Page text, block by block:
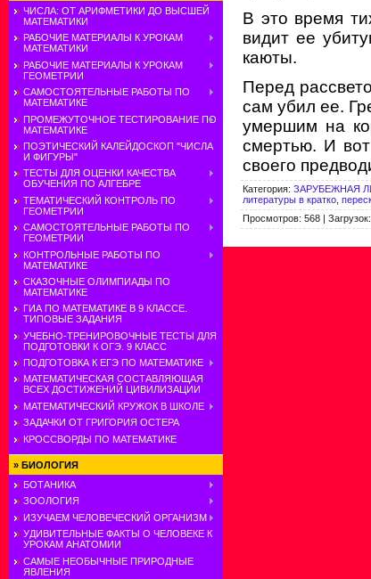
ЧИСЛА: ОТ АРИФМЕТИКИ ДО ВЫСШЕЙ
МАТЕМАТИКИ
РАБОЧИЕ МАТЕРИАЛЫ К УРОКАМ
МАТЕМАТИКИ
РАБОЧИЕ МАТЕРИАЛЫ К УРОКАМ
ГЕОМЕТРИИ
САМОСТОЯТЕЛЬНЫЕ РАБОТЫ ПО
МАТЕМАТИКЕ
ПРОМЕЖУТОЧНОЕ ТЕСТИРОВАНИЕ ПО
МАТЕМАТИКЕ
ПОЭТИЧЕСКИЙ КАЛЕЙДОСКОП "ЧИСЛА
И ФИГУРЫ"
ТЕСТЫ ДЛЯ ОЦЕНКИ КАЧЕСТВА
ОБУЧЕНИЯ ПО АЛГЕБРЕ
ТЕМАТИЧЕСКИЙ КОНТРОЛЬ ПО
ГЕОМЕТРИИ
САМОСТОЯТЕЛЬНЫЕ РАБОТЫ ПО
ГЕОМЕТРИИ
КОНТРОЛЬНЫЕ РАБОТЫ ПО
МАТЕМАТИКЕ
СКАЗОЧНЫЕ ОЛИМПИАДЫ ПО
МАТЕМАТИКЕ
ГИА ПО МАТЕМАТИКЕ В 9 КЛАССЕ.
ТИПОВЫЕ ЗАДАНИЯ
УЧЕБНО-ТРЕНИРОВОЧНЫЕ ТЕСТЫ ДЛЯ
ПОДГОТОВКИ К ОГЭ. 9 КЛАСС
ПОДГОТОВКА К ЕГЭ ПО МАТЕМАТИКЕ
МАТЕМАТИЧЕСКАЯ СОСТАВЛЯЮЩАЯ
ВСЕХ ДОСТИЖЕНИЙ ЦИВИЛИЗАЦИИ
МАТЕМАТИЧЕСКИЙ КРУЖОК В ШКОЛЕ
ЗАДАЧКИ ОТ ГРИГОРИЯ ОСТЕРА
КРОССВОРДЫ ПО МАТЕМАТИКЕ
» БИОЛОГИЯ
БОТАНИКА
ЗООЛОГИЯ
ИЗУЧАЕМ ЧЕЛОВЕЧЕСКИЙ ОРГАНИЗМ
УДИВИТЕЛЬНЫЕ ФАКТЫ О ЧЕЛОВЕКЕ К
УРОКАМ АНАТОМИИ
САМЫЕ НЕОБЫЧНЫЕ ПРИРОДНЫЕ
ЯВЛЕНИЯ
В это время
видит ее
каюты.
Перед
сам убил ее.
умершим на
смертью. И
своего
Категория: ЗАРУБЕЖНАЯ
литературы в кратко
Просмотров: 568 | Загрузок: